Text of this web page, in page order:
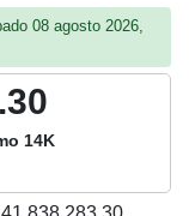
08 agosto 2026,
14K